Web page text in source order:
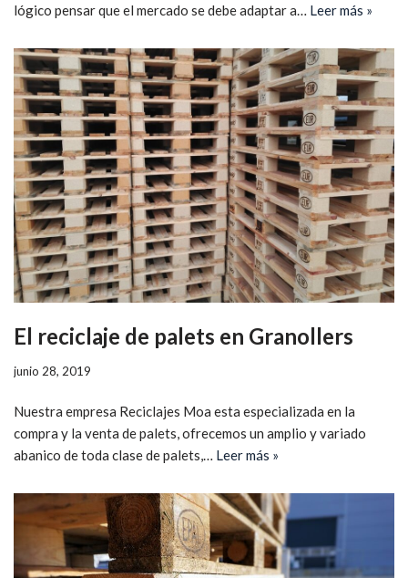
lógico pensar que el mercado se debe adaptar a… Leer más »
El reciclaje de palets en Granollers
junio 28, 2019
Nuestra empresa Reciclajes Moa esta especializada en la
compra y la venta de palets, ofrecemos un amplio y variado
abanico de toda clase de palets,… Leer más »